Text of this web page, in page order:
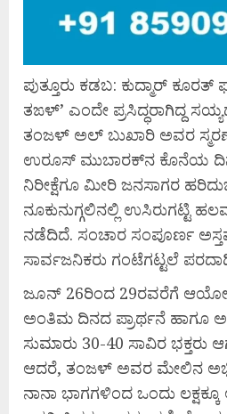
ಪುತ್ತೂರು ಕಡಬ: ಕುದ್ಮಾರ್
ತಙಳ್’ ಎಂದೇ
ತಂಜಳ್ ಅಲ್ ಬುಖಾರಿ ಅವರ
ಉರೂಸ್ ಮುಬಾರಕ್‌ನ ಕೊನೆಯ
ನಿರೀಕ್ಷೆಗೂ ಮೀರಿ ಜನಸಾಗರ
ನೂಕುನುಗ್ಗಲಿನಲ್ಲಿ ಉಸಿರುಗಟ್ಟಿ
ನಡೆದಿದೆ. ಸಂಚಾರ ಸಂಪೂರ್ಣ
ಸಾರ್ವಜನಿಕರು ಗಂಟೆಗಟ್ಟಲೆ
ಜೂನ್ 26ರಿಂದ 29ರವರೆಗೆ
ಅಂತಿಮ ದಿನದ ಪ್ರಾರ್ಥನೆ ಹಾಗೂ
ಸುಮಾರು 30-40 ಸಾವಿರ ಭಕ್ತರು
ಆದರೆ, ತಂಜಳ್ ಅವರ ಮೇಲಿನ
ನಾನಾ ಭಾಗಗಳಿಂದ ಒಂದು